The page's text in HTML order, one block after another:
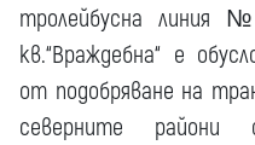
тролейбусна линия
кв.“Враждебна“ е
от подобряване на
северните